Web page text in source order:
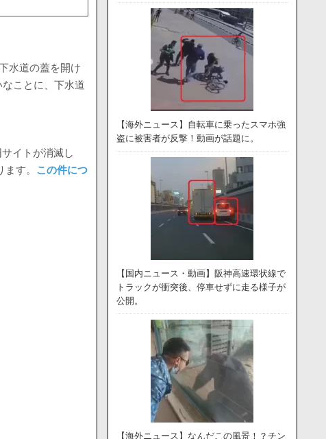
水道の蓋を開け
ことに、下水道
イトが消滅し
す。 この件につ
【海外ニュース】自転車に乗ったスマホ強
盗に被害者が反撃！動画が話題に。
【国内ニュース・動画】阪神高速環状線で
トラックが衝突後、停車せずに走る様子が
公開。
【海外ニュース】なんだこの風景！？チン